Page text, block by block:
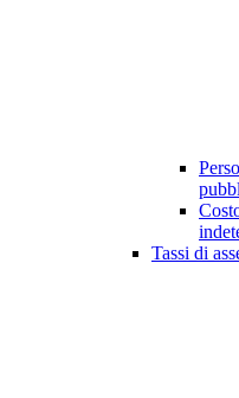
Tassi di